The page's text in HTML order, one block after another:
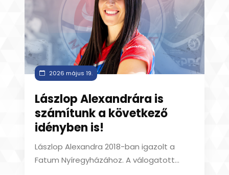
2026 május 19.
Lászlop Alexandrára is
számítunk a következő
idényben is!
Lászlop Alexandra 2018-ban igazolt a
Fatum Nyíregyházához. A válogatott